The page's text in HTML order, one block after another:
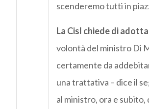
scenderemo tutti in
La Cisl chiede di
volontà del ministro Di
certamente da
una trattativa – dice il
al ministro, ora e